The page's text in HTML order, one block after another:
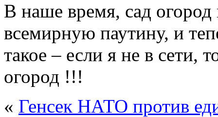
В наше время, сад огород
всемирную паутину, и
такое – если я не в сети,
огород !!!
« Генсек НАТО против